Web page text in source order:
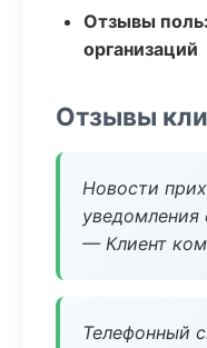
Отзывы
организаций
Отзывы
Новости
уведомления
— Клиент
Телефонный